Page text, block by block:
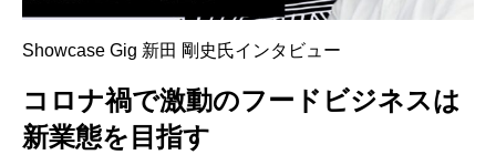
Showcase Gig 新田 剛史氏インタビュー
コロナ禍で激動のフードビジネスは
新業態を目指す